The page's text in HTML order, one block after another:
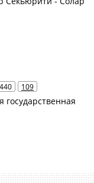
109
государственная